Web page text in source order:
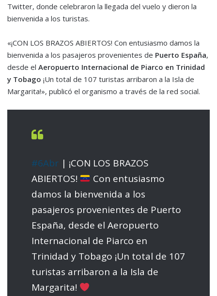
Twitter, donde celebraron la llegada del vuelo y dieron la
bienvenida a los turistas.
«¡CON LOS BRAZOS ABIERTOS! Con entusiasmo damos la
bienvenida a los pasajeros provenientes de Puerto España,
desde el Aeropuerto Internacional de Piarco en Trinidad
y Tobago ¡Un total de 107 turistas arribaron a la Isla de
Margarita!», publicó el organismo a través de la red social.
#6Abr | ¡CON LOS BRAZOS
ABIERTOS!
Con entusiasmo
damos la bienvenida a los
pasajeros provenientes de Puerto
España, desde el Aeropuerto
Internacional de Piarco en
Trinidad y Tobago ¡Un total de 107
turistas arribaron a la Isla de
Margarita!